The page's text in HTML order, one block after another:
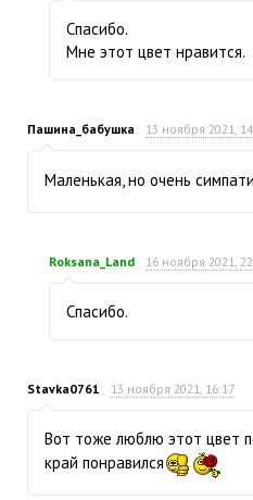
Спасибо.
Мне этот цвет нравится.
Пашина_бабушка 13 ноября 2021,
Маленькая, но очень
Roksana_Land 16 ноября 2021,
Спасибо.
Stavka0761 13 ноября 2021, 16:17
Вот тоже люблю этот цвет
край понравился